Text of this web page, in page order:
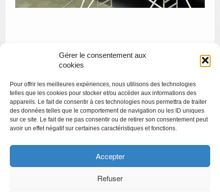
Gérer le consentement aux
cookies
Pour offrir les meilleures expériences, nous utilisons des technologies
telles que les cookies pour stocker et/ou accéder aux informations des
appareils. Le fait de consentir à ces technologies nous permettra de traiter
des données telles que le comportement de navigation ou les ID uniques
sur ce site. Le fait de ne pas consentir ou de retirer son consentement peut
avoir un effet négatif sur certaines caractéristiques et fonctions.
Accepter
Refuser
Résidences Ateliers Vivegnis International (RAVI) – nouvel
Visite en famille : chez les gallo-romains
Copyright
Politique de confidentialité
Chartes des engagements des opérateurs culturels